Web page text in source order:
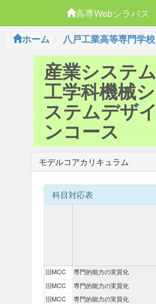
高専Webシラバス
ホーム
八戸工業高等専門学校
産業システム
工学科機械シ
ステムデザイ
ンコース
モデルコアカリキュラム
科目対応表
旧MCC
旧MCC
旧MCC
専門的能力の実質化
専門的能力の実質化
専門的能力の実質化